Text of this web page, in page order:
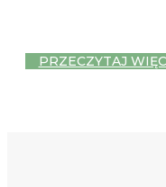
PRZECZYTAJ